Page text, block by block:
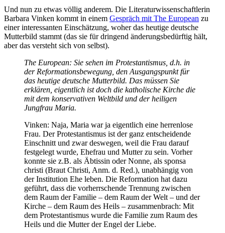
Und nun zu etwas völlig anderem. Die Literaturwissenschaftlerin
Barbara Vinken kommt in einem Gespräch mit The European zu
einer interessanten Einschätzung, woher das heutige deutsche
Mutterbild stammt (das sie für dringend änderungsbedürftig hält,
aber das versteht sich von selbst).
The European: Sie sehen im Protestantismus, d.h. in
der Reformationsbewegung, den Ausgangspunkt für
das heutige deutsche Mutterbild. Das müssen Sie
erklären, eigentlich ist doch die katholische Kirche die
mit dem konservativen Weltbild und der heiligen
Jungfrau Maria.
Vinken: Naja, Maria war ja eigentlich eine herrenlose
Frau. Der Protestantismus ist der ganz entscheidende
Einschnitt und zwar deswegen, weil die Frau darauf
festgelegt wurde, Ehefrau und Mutter zu sein. Vorher
konnte sie z.B. als Äbtissin oder Nonne, als sponsa
christi (Braut Christi, Anm. d. Red.), unabhängig von
der Institution Ehe leben. Die Reformation hat dazu
geführt, dass die vorherrschende Trennung zwischen
dem Raum der Familie – dem Raum der Welt – und der
Kirche – dem Raum des Heils – zusammenbrach: Mit
dem Protestantismus wurde die Familie zum Raum des
Heils und die Mutter der Engel der Liebe.